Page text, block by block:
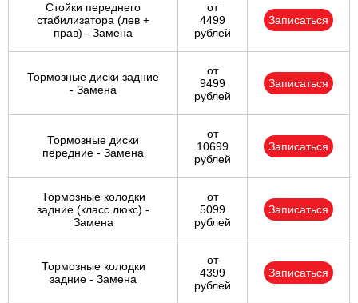
Стойки переднего
стабилизатора (лев +
прав) - Замена
от
4499
рублей
Записаться
Тормозные диски задние
- Замена
от
9499
рублей
Записаться
Тормозные диски
передние - Замена
от
10699
рублей
Записаться
Тормозные колодки
задние (класс люкс) -
Замена
от
5099
рублей
Записаться
Тормозные колодки
задние - Замена
от
4399
рублей
Записаться